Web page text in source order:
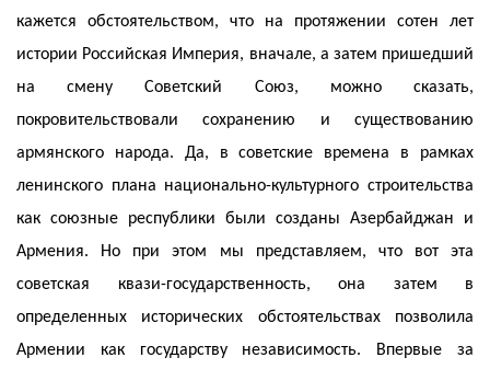
кажется обстоятельством, что на протяжении сотен лет
истории Российская Империя, вначале, а затем пришедший
на смену Советский Союз, можно сказать,
покровительствовали сохранению и существованию
армянского народа. Да, в советские времена в рамках
ленинского плана национально-культурного строительства
как союзные республики были созданы Азербайджан и
Армения. Но при этом мы представляем, что вот эта
советская квази-государственность, она затем в
определенных исторических обстоятельствах позволила
Армении как государству независимость. Впервые за